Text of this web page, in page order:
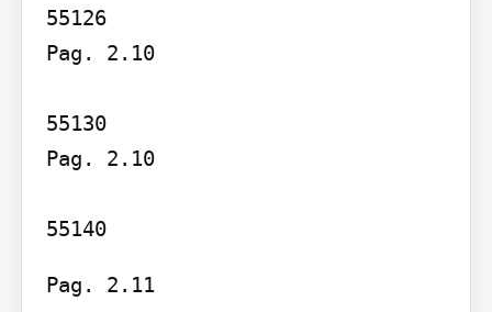
55126
Pag. 2.10
55130
Pag. 2.10
55140
Pag. 2.11